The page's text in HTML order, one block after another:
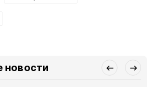
новости